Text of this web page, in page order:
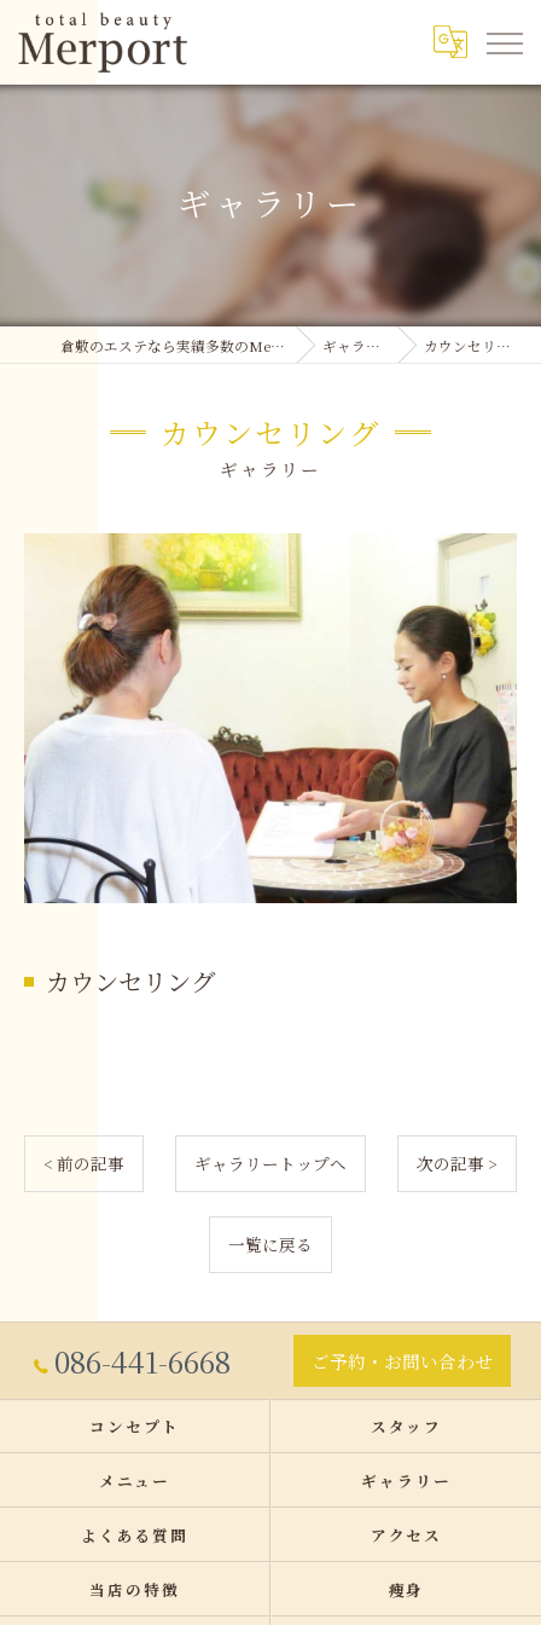
ギャラリー
倉敷のエステなら実績多数のMerport ギャラリー カウンセリング
ギャラリー
カウンセリング
カウンセリング
< 前の記事 ギャラリートップへ 次の記事 >
一覧に戻る
086-441-6668 ご予約・お問い合わせ
コンセプト スタッフ
メニュー ギャラリー
よくある質問 アクセス
当店の特徴 痩身